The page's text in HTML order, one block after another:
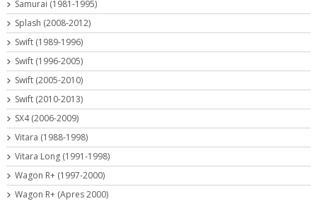
Samurai (1981-1995)
Splash (2008-2012)
Swift (1989-1996)
Swift (1996-2005)
Swift (2005-2010)
Swift (2010-2013)
SX4 (2006-2009)
Vitara (1988-1998)
Vitara Long (1991-1998)
Wagon R+ (1997-2000)
Wagon R+ (Apres 2000)